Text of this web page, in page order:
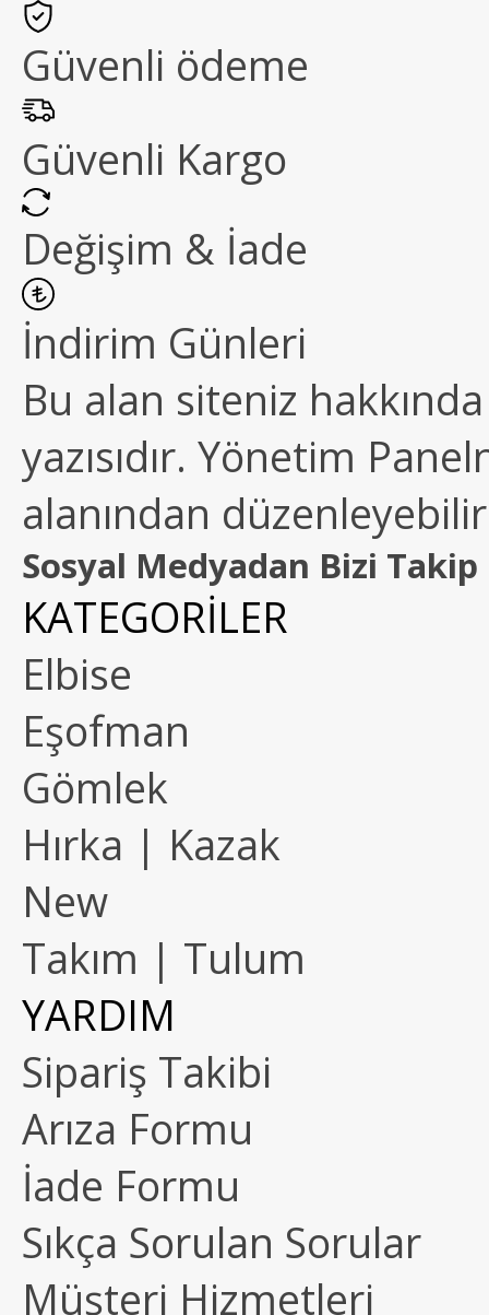
Güvenli ödeme
Güvenli Kargo
Değişim & İade
İndirim Günleri
Bu alan siteniz
yazısıdır. Yönetim
alanından
Sosyal Medyadan Bizi Takip
KATEGORİLER
Elbise
Eşofman
Gömlek
Hırka | Kazak
New
Takım | Tulum
YARDIM
Sipariş Takibi
Arıza Formu
İade Formu
Sıkça Sorulan Sorular
Müşteri Hizmetleri